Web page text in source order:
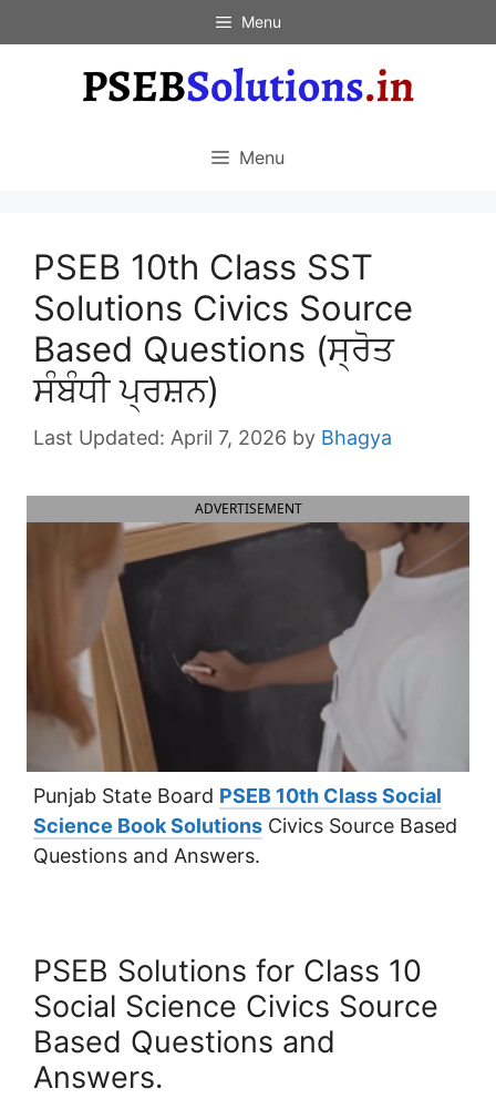
to
Menu
Menu
PSEB 10th Class SST
Solutions Civics Source
Based Questions (ਸ੍ਰੋਤ
ਸੰਬੰਧੀ ਪ੍ਰਸ਼ਨ)
April 7, 2026 by Bhagya
ADVERTISEMENT
Punjab State Board PSEB 10th Class Social
Science Book Solutions Civics Source Based
Questions and Answers.
PSEB Solutions for Class 10
Social Science Civics Source
Based Questions and
Answers.